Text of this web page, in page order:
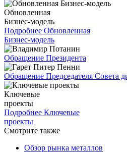
Обновленная
Бизнес-модель
Подробнее Обновленная
Бизнес-модель
Обращение Президента
Обращение Председателя Совета
Ключевые
проекты
Подробнее Ключевые
проекты
Смотрите также
Обзор рынка металлов